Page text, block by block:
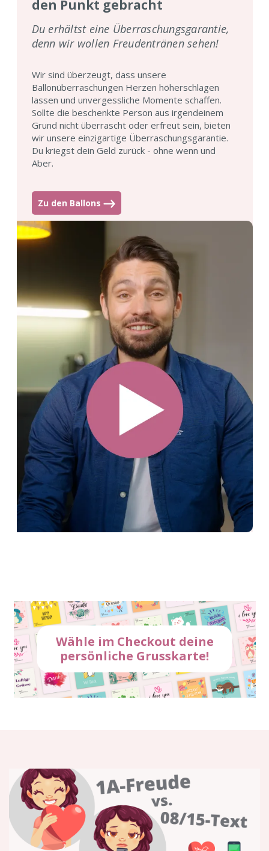
den Punkt gebracht
Du erhältst eine Überraschungsgarantie,
denn wir wollen Freudentränen sehen!
Wir sind überzeugt, dass unsere
Ballonüberraschungen Herzen höherschlagen
lassen und unvergessliche Momente schaffen.
Sollte die beschenkte Person aus irgendeinem
Grund nicht überrascht oder erfreut sein, bieten
wir unsere einzigartige Überraschungsgarantie.
Du kriegst dein Geld zurück - ohne wenn und
Aber.
Zu den Ballons
Wähle im Checkout deine
persönliche Grusskarte!